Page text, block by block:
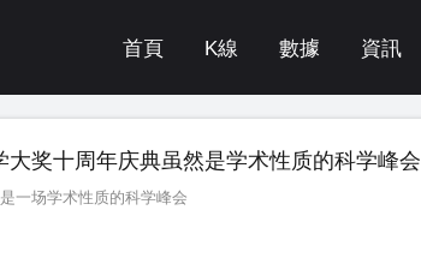
首頁 K線 數據 資訊
奖十周年庆典虽然是学术性质的科学峰会
一场学术性质的科学峰会